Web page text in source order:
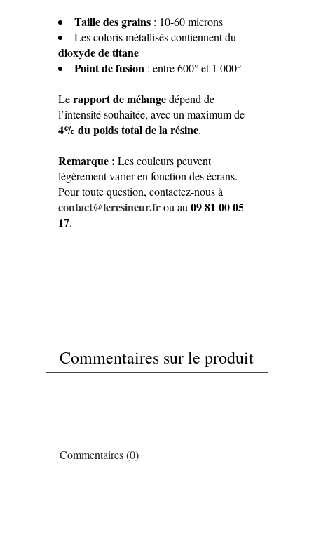
Taille des grains : 10-60 microns
Les coloris métallisés contiennent du
dioxyde de titane
Point de fusion : entre 600° et 1 000°
Lerapport de mélangedépend de
l’intensité souhaitée, avec un maximum de
4% du poids total de la résine.
Remarque : Les couleurs peuvent
légèrement varier en fonction des écrans.
Pour toute question, contactez-nous à
contact@leresineur.frou au09 81 00 05
17.
Commentaires sur le produit
Commentaires (0)